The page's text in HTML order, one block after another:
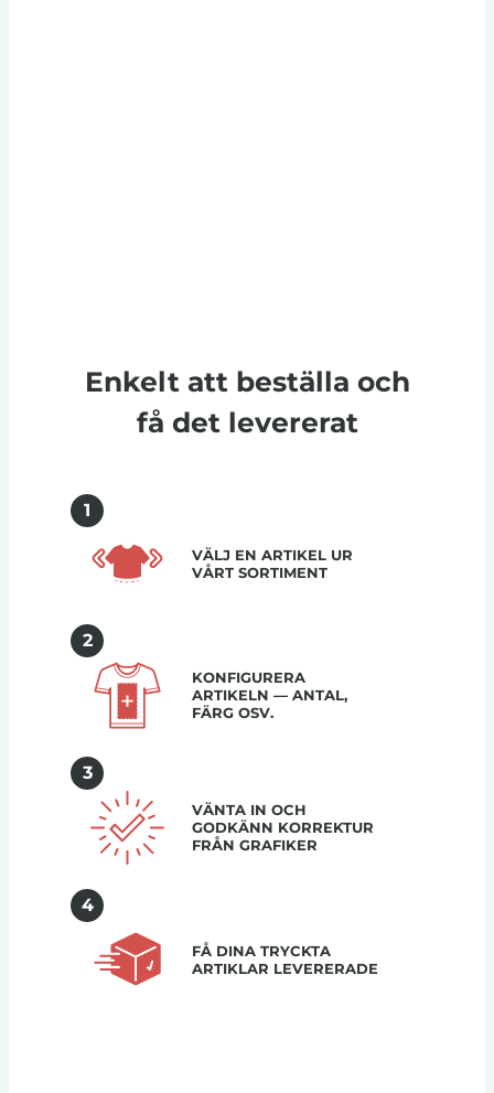
Enkelt att beställa och
få det levererat
1
VÄLJ EN ARTIKEL UR
VÅRT SORTIMENT
2
KONFIGURERA
ARTIKELN — ANTAL,
FÄRG OSV.
3
VÄNTA IN OCH
GODKÄNN KORREKTUR
FRÅN GRAFIKER
4
FÅ DINA TRYCKTA
ARTIKLAR LEVERERADE